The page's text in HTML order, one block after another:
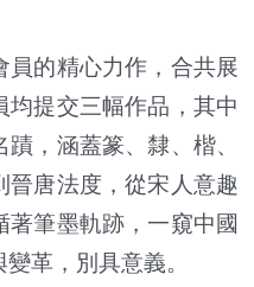
的精心力作，合共展
均提交三幅作品，其中
，涵蓋篆、隸、楷、
晉唐法度，從宋人意趣
筆墨軌跡，一窺中國
革，別具意義。